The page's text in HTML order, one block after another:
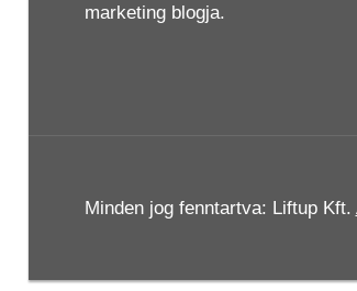
marketing blogja.
Minden jog fenntartva: Liftup Kft.